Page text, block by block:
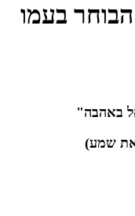
בעמו
באהבה"
שמע)